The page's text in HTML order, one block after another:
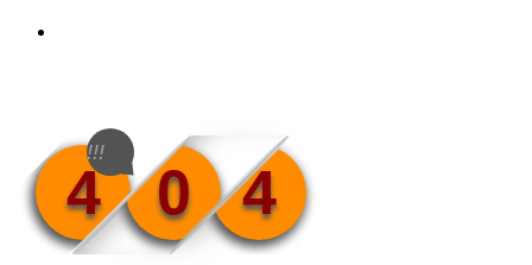
4 0 4
!!!